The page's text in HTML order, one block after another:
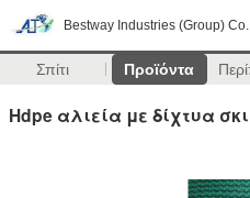
Bestway Industries (Group)
Σπίτι Προϊόντα
Hdpe αλιεία με δίχτυα